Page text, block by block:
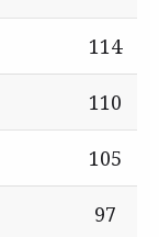
114
110
105
97